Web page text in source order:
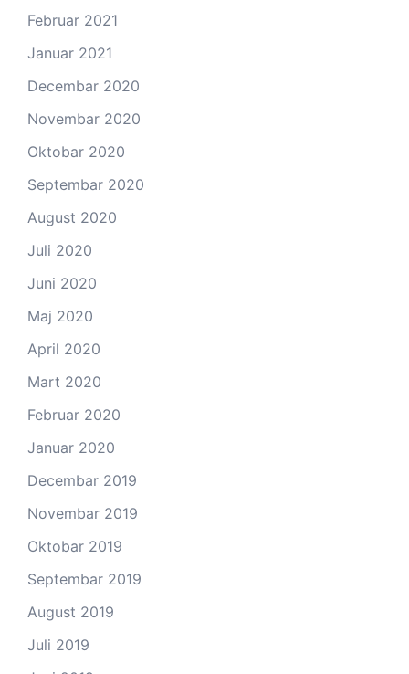
Februar 2021
Januar 2021
Decembar 2020
Novembar 2020
Oktobar 2020
Septembar 2020
August 2020
Juli 2020
Juni 2020
Maj 2020
April 2020
Mart 2020
Februar 2020
Januar 2020
Decembar 2019
Novembar 2019
Oktobar 2019
Septembar 2019
August 2019
Juli 2019